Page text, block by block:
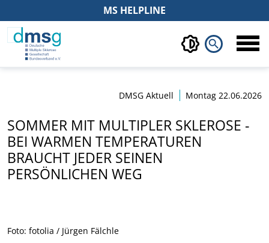
MS HELPLINE
search
DMSG Aktuell Montag 22.06.2026
SOMMER MIT MULTIPLER SKLEROSE -
BEI WARMEN TEMPERATUREN
BRAUCHT JEDER SEINEN
PERSÖNLICHEN WEG
Foto: fotolia / Jürgen Fälchle